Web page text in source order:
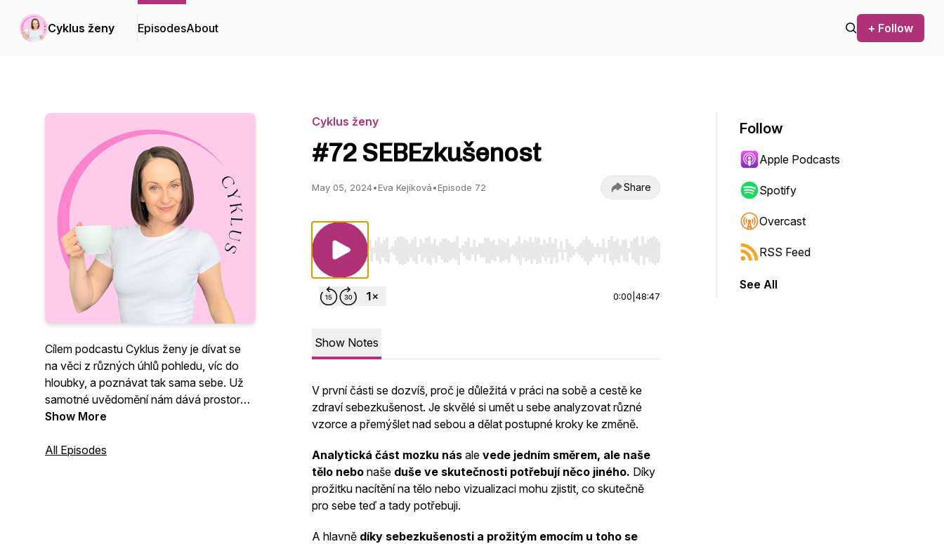
Cyklus ženy EpisodesAbout + Follow
Cílem podcastu Cyklus ženy je dívat se
na věci z různých úhlů pohledu, víc do
hloubky, a poznávat tak sama sebe. Už
samotné uvědomění nám dává prostor
pro změnu. Jsem terapeutka kvantové
o všem. Najdeš zde inspiraci a zajímavá
Show More
All Episodes
Cyklus ženy
#72 SEBEzkušenost
May 05, 2024•Eva Kejíková•Episode 72 Share
Use Left/Right to seek, Home/End to jump to start or end. Hold shift to jump forward or backward.
0:00 48:47
Show Notes
V první části se dozvíš, proč je důležitá v práci na sobě a cestě ke
zdraví sebezkušenost. Je skvělé si umět u sebe analyzovat různé
vzorce a přemýšlet nad sebou a dělat postupné kroky ke změně.
Analytická část mozku nás ale vede jedním směrem, ale naše
tělo nebo naše duše ve skutečnosti potřebují něco jiného. Díky
prožitku nacítění na tělo nebo vizualizaci mohu zjistit, co skutečně
pro sebe teď a tady potřebuji.
A hlavně díky sebezkušenosti a prožitým emocím u toho se
Follow
Apple Podcasts
Spotify
Overcast
RSS Feed
See All